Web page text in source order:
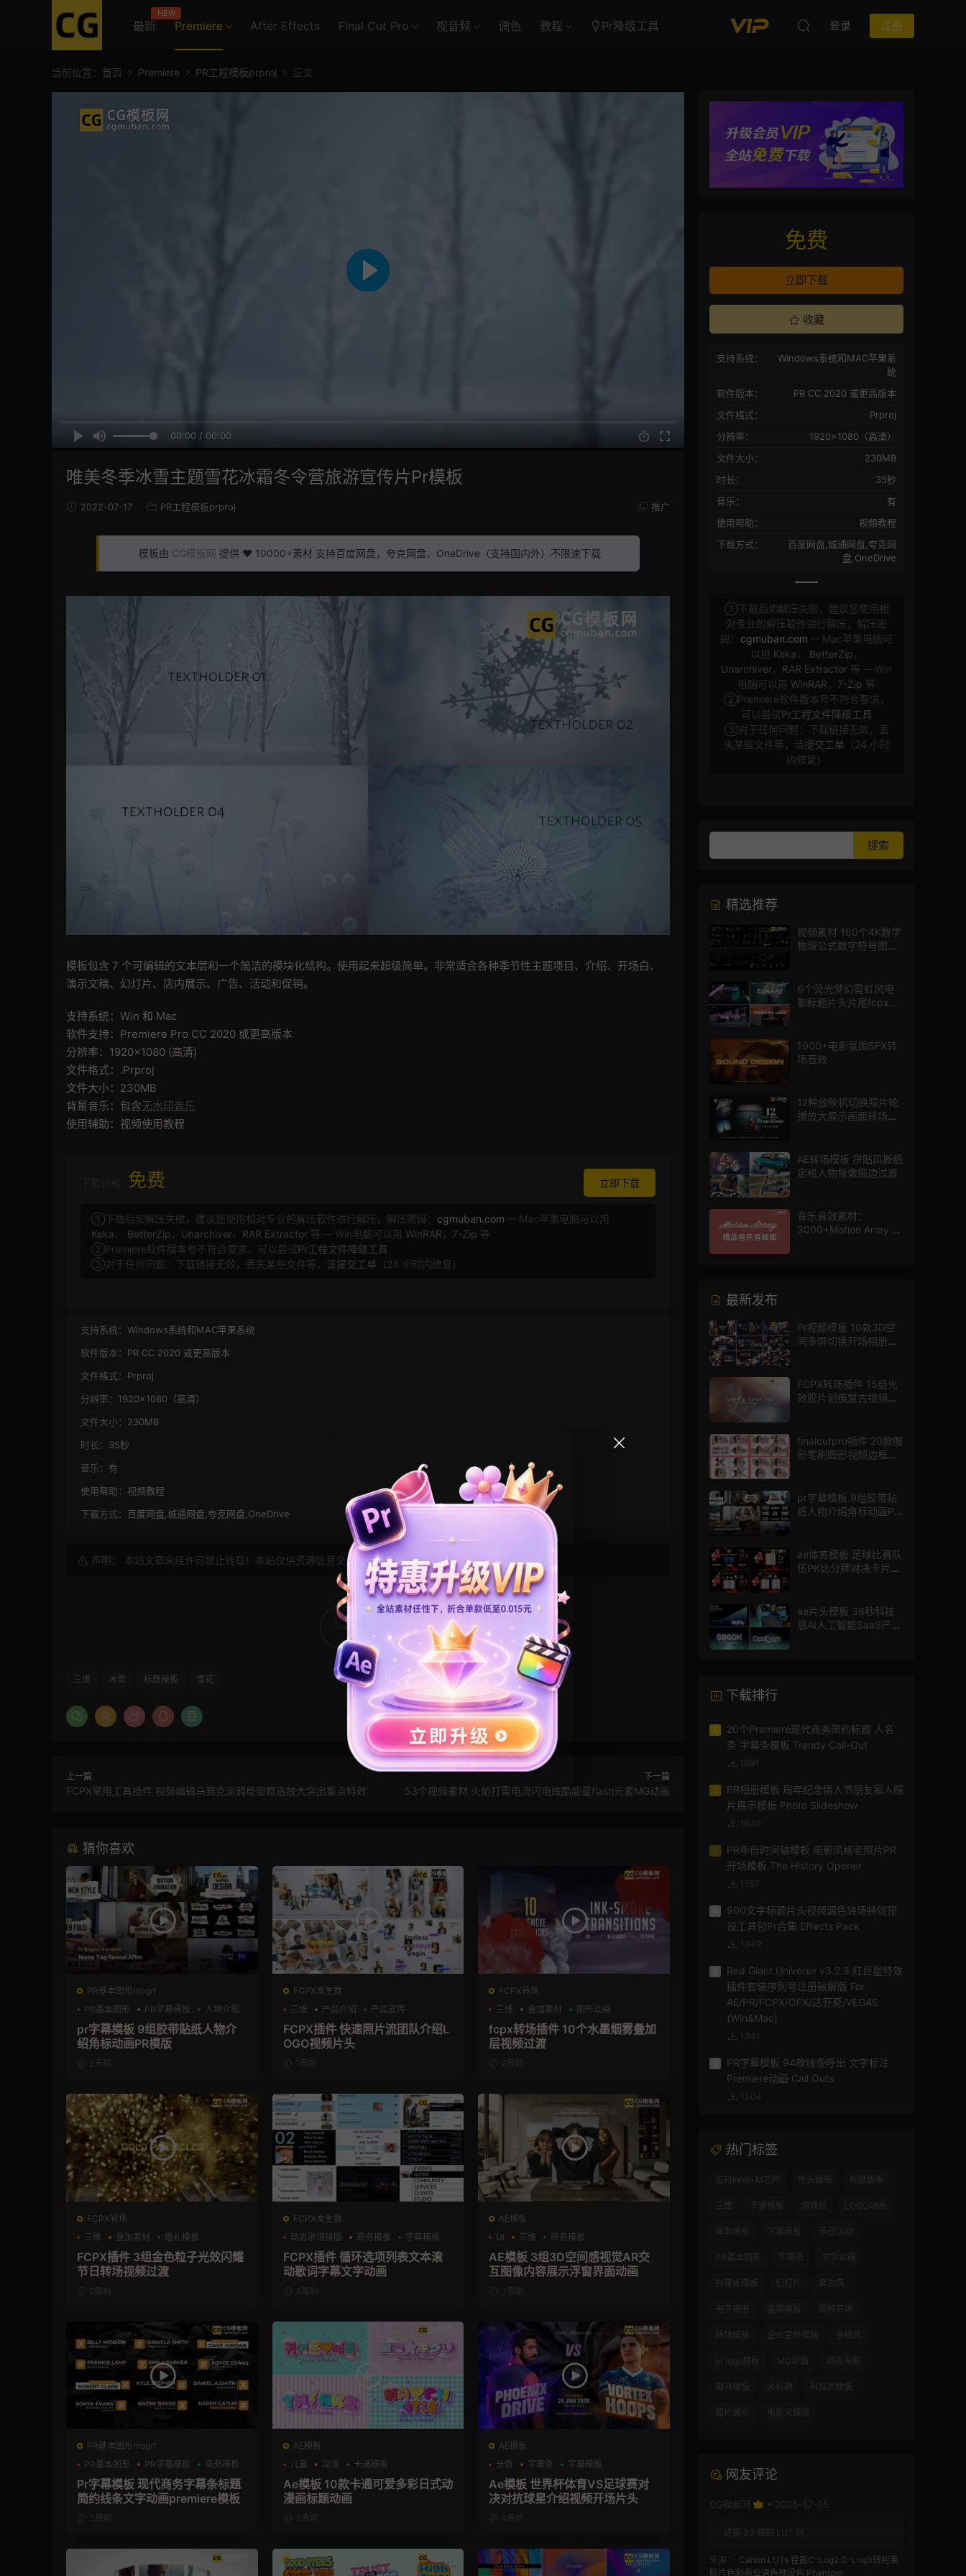
最新
NEW
Premiere After Effects Final Cut Pro 视音频 调色 教程 Pr降级工具 登录 注册
当前位置： 首页 Premiere PR工程模板prproj 正文
00:00 / 00:00
唯美冬季冰雪主题雪花冰霜冬令营旅游宣传片Pr模板
2022-07-17 PR工程模板prproj 推广
模板由 CG模板网 提供 ❤️ 10000+素材 支持百度网盘，夸克网盘，OneDrive（支持国内外）不限速下载
模板包含 7 个可编辑的文本层和一个简洁的模块化结构。使用起来超级简单。非常适合各种季节性主题项目、介绍、开场白、
演示文稿、幻灯片、店内展示、广告、活动和促销。
支持系统：Win 和 Mac
软件支持：Premiere Pro CC 2020 或更高版本
分辨率：1920×1080 (高清)
文件格式：.Prproj
文件大小：230MB
背景音乐：包含无水印音乐
使用辅助：视频使用教程
免费 立即下载
①下载后如解压失败，建议您使用相对专业的解压软件进行解压，解压密码： cgmuban.com -- Mac苹果电脑可以用
Keka ， BetterZip ， Unarchiver， RAR Extractor 等 -- Win电脑可以用 WinRAR ， 7-Zip 等
②Premiere软件版本号不符合要求，可以尝试Pr工程文件降级工具
③对于任何问题：下载链接无效，丢失某些文件等，请提交工单 （24 小时内修复）
支持系统： Windows系统和MAC苹果系统
软件版本： PR CC 2020 或更高版本
文件格式： Prproj
分辨率： 1920×1080（高清）
文件大小： 230MB
时长： 35秒
音乐： 有
使用帮助： 视频教程
下载方式： 百度网盘,城通网盘,夸克网盘,OneDrive
声明： 本站文章未经许可禁止转载！本站仅供资源信息交流学习， 版权说明点此了解！
0
三维 冰雪 标题模板 雪花
上一篇
FCPX常用工具插件 视频编辑马赛克涂鸦局部框选放大突出重点特效
下一篇
53个视频素材 火焰打雷电流闪电炫酷能量flash元素MG动画
猜你喜欢
PR基本图形mogrt
PR基本图形
PR字幕模板 人物介绍
pr字幕模板 9组胶带贴纸人物介
绍角标动画PR模版
2天前
FCPX发生器
三维
产品介绍 产品宣传
FCPX插件 快速照片流团队介绍L
OGO视频片头
1周前
FCPX转场
三维
叠加素材 图形动画
fcpx转场插件 10个水墨烟雾叠加
层视频过渡
2周前
FCPX转场
三维
叠加素材 婚礼模板
FCPX插件 3组金色粒子光效闪耀
节日转场视频过渡
2周前
FCPX发生器
动态歌词排版
商务模板 字幕模板
FCPX插件 循环选项列表文本滚
动歌词字幕文字动画
3周前
AE模板
UI
三维 商务模板
AE模板 3组3D空间感视觉AR交
互图像内容展示浮窗界面动画
3周前
PR基本图形mogrt
PR基本图形
PR字幕模板 商务模板
Pr字幕模板 现代商务字幕条标题
简约线条文字动画premiere模板
3周前
AE模板
儿童
动漫 卡通模板
Ae模板 10款卡通可爱多彩日式动
漫画标题动画
3周前
AE模板
分数
字幕条 字幕模板
Ae模板 世界杯体育VS足球赛对
决对抗球星介绍视频开场片头
4周前
免费
立即下载
收藏
支持系统：
Windows系统和MAC苹果系
统
软件版本：
PR CC 2020 或更高版本
文件格式：
Prproj
分辨率：
1920×1080（高清）
文件大小：
230MB
时长：
35秒
音乐：
有
使用帮助：
视频教程
下载方式：
百度网盘,城通网盘,夸克网
盘,OneDrive
①下载后如解压失败，建议您使用相
对专业的解压软件进行解压，解压密
码： cgmuban.com -- Mac苹果电脑可
以用 Keka ， BetterZip ，
Unarchiver， RAR Extractor 等 -- Win
电脑可以用 WinRAR ， 7-Zip 等
②Premiere软件版本号不符合要求，
可以尝试Pr工程文件降级工具
③对于任何问题：下载链接无效，丢
失某些文件等，请提交工单 （24 小时
内修复）
精选推荐
视频素材 160个4K数学
物理公式数字符号图标
6个荧光梦幻霓虹风电
影标题片头片尾fcpx插
1900+电影氛围SFX转
场音效
12种放映机切换照片轮
播放大展示画面转场动
AE转场模板 拼贴风撕纸
定格人物抠像描边过渡
音乐音效素材：
3000+Motion Array 影
最新发布
Pr视频模板 10款3D空
间多屏切换开场相册视
FCPX转场插件 15组光
效胶片划痕复古视频过
finalcutpro插件 20款图
形笔刷圆形视频边框遮
pr字幕模板 9组胶带贴
纸人物介绍角标动画PR
ae体育模板 足球比赛队
伍PK比分牌对决卡片球
ae片头模板 36秒科技
感AI人工智能SaaS产品
下载排行
1
20个Premiere现代商务简约标题 人名
条 字幕条模板 Trendy Call-Out
1691
2
PR相册模板 周年纪念情人节朋友家人照
片展示模板 Photo Slideshow
1630
3
PR年份时间轴模板 电影风格老照片PR
开场模板 The History Opener
1557
900文字标题片头视频调色转场特效预
设工具包Pr合集 Effects Pack
1349
Red Giant Universe v3.2.3 红巨星特效
插件套装序列号注册破解版 For
AE/PR/FCPX/OFX/达芬奇/VEGAS
(Win&Mac)
1341
PR字幕模板 94款线条呼出 文字标注
Premiere动画 Call Outs
1304
热门标签
支持Intel+M芯片 片头模板 标题模板
三维 卡通模板 游戏风 LOGO动画
商务模板 字幕模板 节日活动
PR基本图形 字幕条 文字动画
自媒体模板 幻灯片 复古风
电子相册 竖屏模板 视频开场
转场模板 企业宣传模板 手绘风
pr logo模板 MG动画 动态海报
潮流模板 大标题 科技风模板
照片展示 电影风模板
网友评论
CG模板网 • 2026-07-05
这是 33 格的 LUT 包
来源：
Canon LUTs 佳能C-Log2 C-Log3转阿莱
胶片色彩商业调色预设包 Phantom